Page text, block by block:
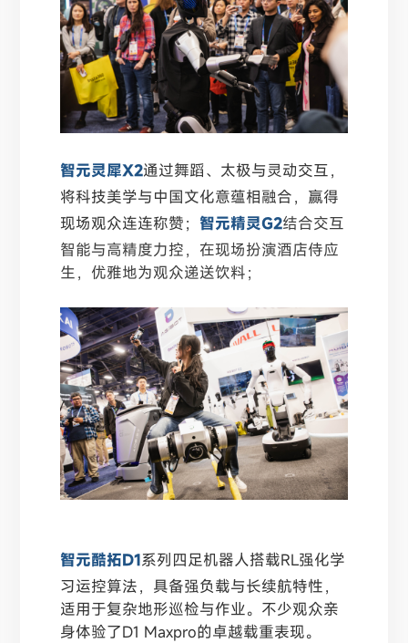
智元灵犀X2通过舞蹈、太极与灵动交互，
将科技美学与中国文化意蕴相融合，赢得
现场观众连连称赞； 智元精灵G2结合交互
智能与高精度力控，在现场扮演酒店侍应
生，优雅地为观众递送饮料；
智元酷拓D1系列四足机器人搭载RL强化学
习运控算法，具备强负载与长续航特性，
适用于复杂地形巡检与作业。不少观众亲
身体验了D1 Maxpro的卓越载重表现。